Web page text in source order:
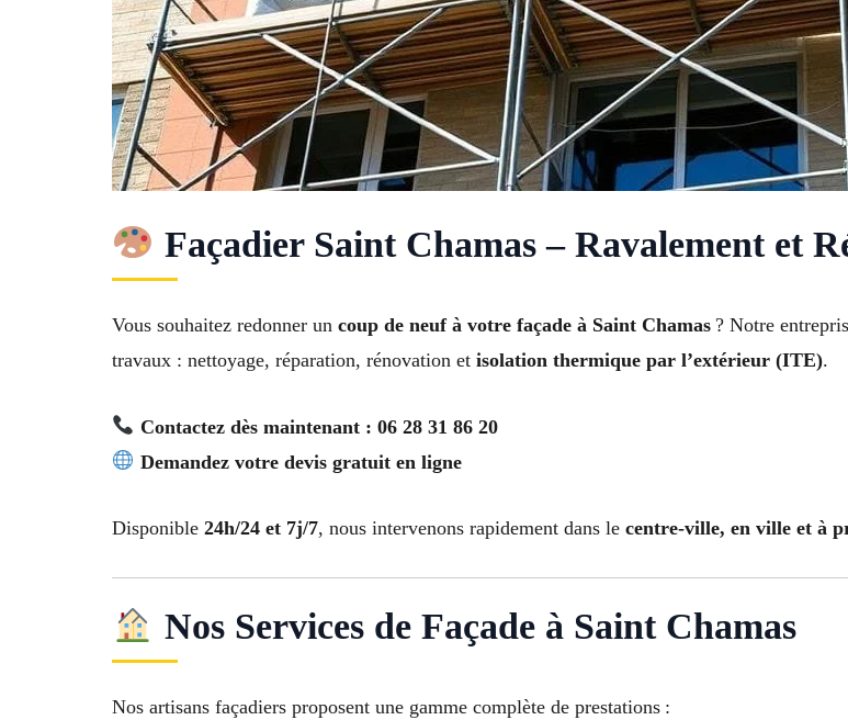
Façadier Saint Chamas – Ravalement et
Vous souhaitez redonner un coup de neuf à votre façade à Saint Chamas ? Notre
travaux : nettoyage, réparation, rénovation et isolation thermique par l’extérieur (ITE).
Contactez dès maintenant : 06 28 31 86 20
Demandez votre devis gratuit en ligne
Disponible 24h/24 et 7j/7, nous intervenons rapidement dans le centre-ville, en ville et à
Nos Services de Façade à Saint Chamas
Nos artisans façadiers proposent une gamme complète de prestations :